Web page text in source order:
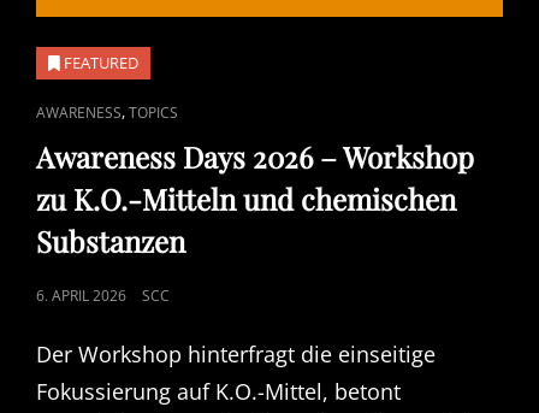
FEATURED
CAT
LINKS
AWARENESS,TOPICS
Awareness Days 2026 – Workshop
zu K.O.-Mitteln und chemischen
Substanzen
POSTED
6. APRIL 2026 SCC
Der Workshop hinterfragt die einseitige
Fokussierung auf K.O.-Mittel, betont